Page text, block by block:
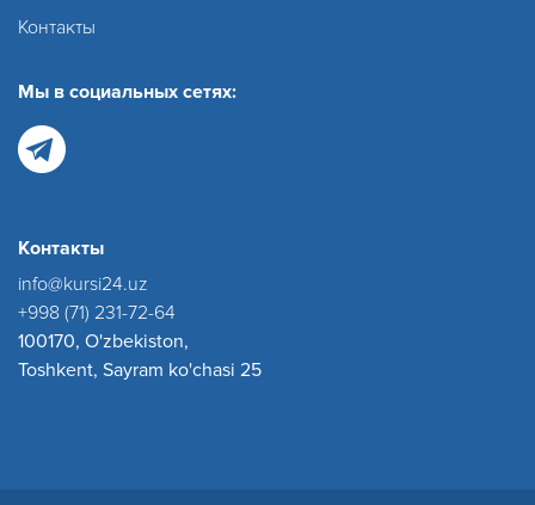
Контакты
Мы в социальных сетях:
Контакты
info@kursi24.uz
+998 (71) 231-72-64
100170, O'zbekiston,
Toshkent, Sayram ko'chasi 25